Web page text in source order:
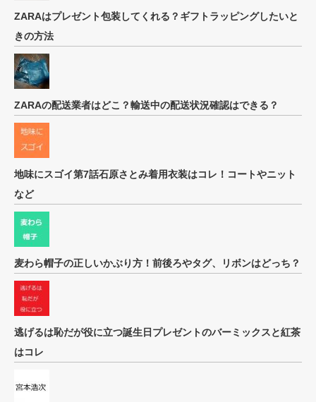
ZARAはプレゼント包装してくれる？ギフトラッピングしたいと
きの方法
ZARAの配送業者はどこ？輸送中の配送状況確認はできる？
地味にスゴイ第7話石原さとみ着用衣装はコレ！コートやニット
など
麦わら帽子の正しいかぶり方！前後ろやタグ、リボンはどっち？
逃げるは恥だが役に立つ誕生日プレゼントのバーミックスと紅茶
はコレ